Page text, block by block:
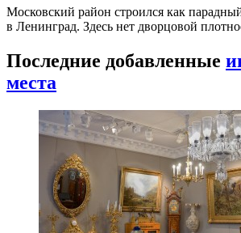
Московский район строился как
в Ленинград. Здесь нет дворцовой
Последние добавленные
места